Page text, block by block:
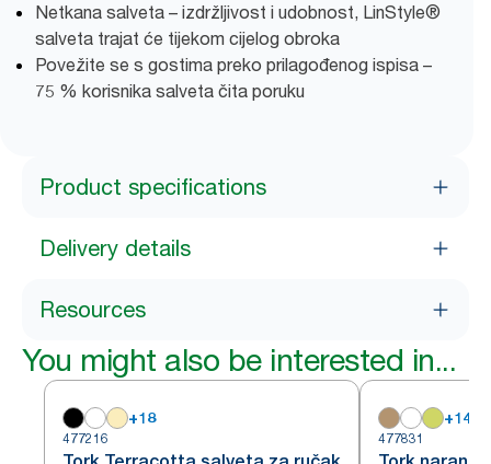
Netkana salveta – izdržljivost i udobnost, LinStyle®
salveta trajat će tijekom cijelog obroka
Povežite se s gostima preko prilagođenog ispisa –
75 % korisnika salveta čita poruku
Product specifications
Delivery details
Resources
You might also be interested in...
+18
477216
+14
477831